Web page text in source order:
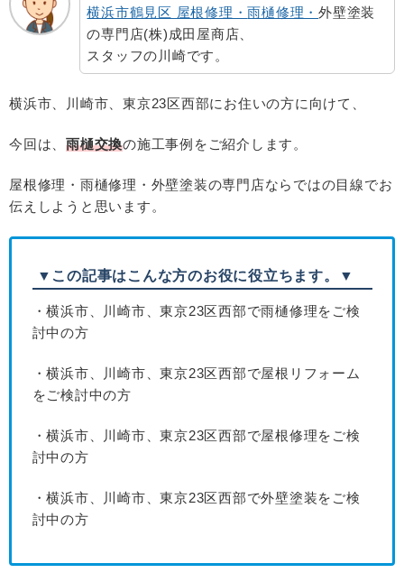
横浜市鶴見区 屋根修理・雨樋修理・外壁塗装
の専門店(株) 成田屋商店、
スタッフの川崎です。
横浜市、川崎市、東京23区西部にお住いの方に向けて、
今回は、 雨樋交換の施工事例をご紹介します。
屋根修理・雨樋修理・外壁塗装の専門店ならではの目線でお
伝えしようと思います。
▼この記事はこんな方のお役に役立ちます。▼
・横浜市、川崎市、東京23区西部で雨樋修理をご検
討中の方
・横浜市、川崎市、東京23区西部で屋根リフォーム
をご検討中の方
・横浜市、川崎市、東京23区西部で屋根修理をご検
討中の方
・横浜市、川崎市、東京23区西部で外壁塗装をご検
討中の方